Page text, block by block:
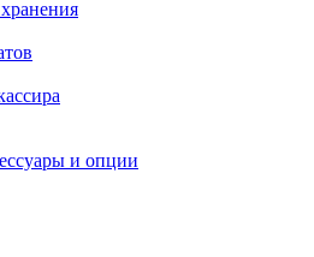
и опции